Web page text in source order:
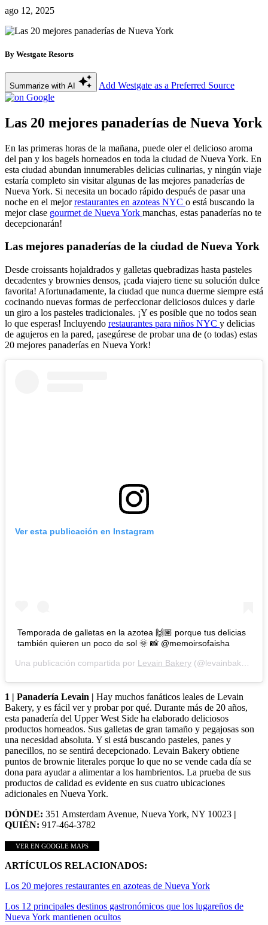
ago 12, 2025
By Westgate Resorts
Summarize with AI Add Westgate as a Preferred Source
Las 20 mejores panaderías de Nueva York
En las primeras horas de la mañana, puede oler el delicioso aroma
del pan y los bagels horneados en toda la ciudad de Nueva York. En
esta ciudad abundan innumerables delicias culinarias, y ningún viaje
estaría completo sin visitar algunas de las mejores panaderías de
Nueva York. Si necesita un bocado rápido después de pasar una
noche en el mejorrestaurantes en azoteas NYC o está buscando la
mejor clase gourmet de Nueva York manchas, estas panaderías no te
decepcionarán!
Las mejores panaderías de la ciudad de Nueva York
Desde croissants hojaldrados y galletas quebradizas hasta pasteles
decadentes y brownies densos, ¡cada viajero tiene su solución dulce
favorita! Afortunadamente, la ciudad que nunca duerme siempre está
cocinando nuevas formas de perfeccionar deliciosos dulces y darle
un giro a los pasteles tradicionales. ¡Y es posible que no todos sean
lo que esperas! Incluyendo restaurantes para niños NYC y delicias
de agujeros en la pared, ¡asegúrese de probar una de (o todas) estas
20 mejores panaderías en Nueva York!
Ver esta publicación en Instagram
Temporada de galletas en la azotea 🙌🏽 porque tus delicias
también quieren un poco de sol 🌞 📸 @memoirsofaisha
Una publicación compartida por Levain Bakery (@levainbakery) en
1 | Panadería Levain | Hay muchos fanáticos leales de Levain
Bakery, y es fácil ver y probar por qué. Durante más de 20 años,
esta panadería del Upper West Side ha elaborado deliciosos
productos horneados. Sus galletas de gran tamaño y pegajosas son
una necesidad absoluta. Y si está buscando pasteles, panes y
panecillos, no se sentirá decepcionado. Levain Bakery obtiene
puntos de brownie literales porque lo que no se vende cada día se
dona para ayudar a alimentar a los hambrientos. La prueba de sus
productos de calidad es evidente en sus cuatro ubicaciones
adicionales en Nueva York.
DÓNDE: 351 Amsterdam Avenue, Nueva York, NY 10023 |
QUIÉN: 917-464-3782
VER EN GOOGLE MAPS
ARTÍCULOS RELACIONADOS:
Los 20 mejores restaurantes en azoteas de Nueva York
Los 12 principales destinos gastronómicos que los lugareños de
Nueva York mantienen ocultos